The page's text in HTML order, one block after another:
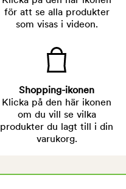
för att se alla produkter
som visas i videon.
Shopping-ikonen
Klicka på den här ikonen
om du vill se vilka
produkter du lagt till i din
varukorg.